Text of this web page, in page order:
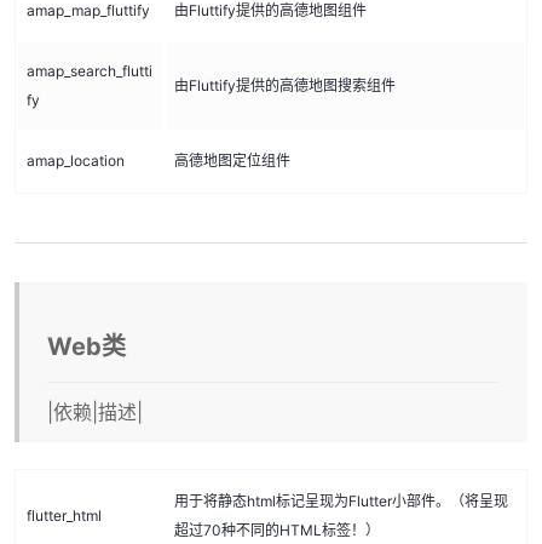
amap_map_fluttify 由Fluttify提供的高德地图组件
amap_search_flutti
fy
由Fluttify提供的高德地图搜索组件
amap_location 高德地图定位组件
Web类
|依赖|描述|
flutter_html
用于将静态html标记呈现为Flutter小部件。（将呈现
超过70种不同的HTML标签！）